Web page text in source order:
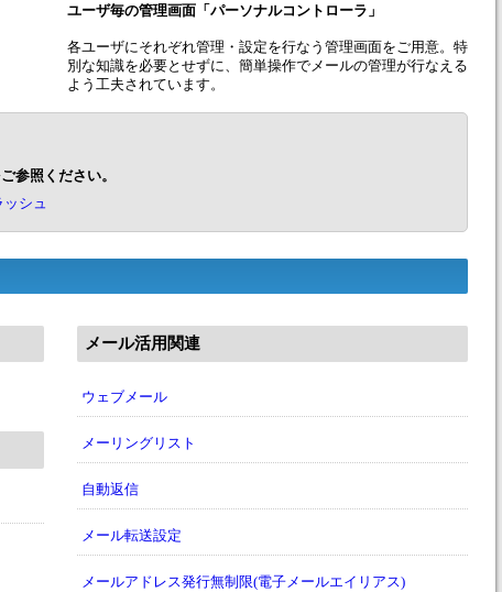
ユーザ毎の管理画面「パーソナルコントローラ」
各ユーザにそれぞれ管理・設定を行なう管理画面をご用意。特
別な知識を必要とせずに、簡単操作でメールの管理が行なえる
よう工夫されています。
参照ください。
シュ
メール活用関連
ウェブメール
メーリングリスト
自動返信
メール転送設定
メールアドレス発行無制限(電子メールエイリアス)